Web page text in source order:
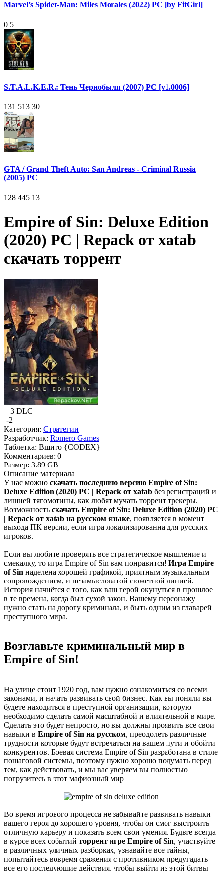
Marvel’s Spider-Man: Miles Morales (2022) PC [by FitGirl]
0 5
S.T.A.L.K.E.R.: Тень Чернобыля (2007) PC [v1.0006]
131 513 30
GTA / Grand Theft Auto: San Andreas - Criminal Russia
(2005) PC
128 445 13
Empire of Sin: Deluxe Edition
(2020) PC | Repack от xatab
скачать торрент
+ 3 DLC
-2
Категория: Стратегии
Разработчик: Romero Games
Таблетка: Вшито {CODEX}
Комментариев: 0
Размер: 3.89 GB
Описание материала
У нас можно скачать последнию версию Empire of Sin:
Deluxe Edition (2020) PC | Repack от xatab без регистраций и
лишней тягомотины, как любят мучать торрент трекеры.
Возможность скачать Empire of Sin: Deluxe Edition (2020) PC
| Repack от xatab на русском языке, появляется в момент
выхода ПК версии, если игра локализированна для русских
игроков.
Если вы любите проверять все стратегическое мышление и
смекалку, то игра Empire of Sin вам понравится! Игра Empire
of Sin наделена хорошей графикой, приятным музыкальным
сопровождением, и незамысловатой сюжетной линией.
История начнётся с того, как ваш герой окунуться в прошлое
в те времена, когда был сухой закон. Вашему персонажу
нужно стать на дорогу криминала, и быть одним из главарей
преступного мира.
Возглавьте криминальный мир в
Empire of Sin!
На улице стоит 1920 год, вам нужно ознакомиться со всеми
законами, и начать развивать свой бизнес. Как вы поняли вы
будете находиться в преступной организации, которую
необходимо сделать самой масштабной и влиятельной в мире.
Сделать это будет непросто, но вы должны проявить все свои
навыки в Empire of Sin на русском, преодолеть различные
трудности которые будут встречаться на вашем пути и обойти
конкурентов. Боевая система Empire of Sin разработана в стиле
пошаговой системы, поэтому нужно хорошо подумать перед
тем, как действовать, и мы вас уверяем вы полностью
погрузитесь в этот мафиозный мир
Во время игрового процесса не забывайте развивать навыки
вашего героя до хорошего уровня, чтобы он смог выстроить
отличную карьеру и показать всем свои умения. Будьте всегда
в курсе всех событий торрент игре Empire of Sin, участвуйте
в различных уличных разборках, узнавайте все тайны,
попытайтесь вовремя сражения с противником предугадать
все его последующие действия, чтобы выйти из этой битвы